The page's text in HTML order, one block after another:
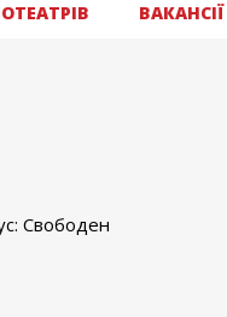
ВАКАНСІЇ
Свободен